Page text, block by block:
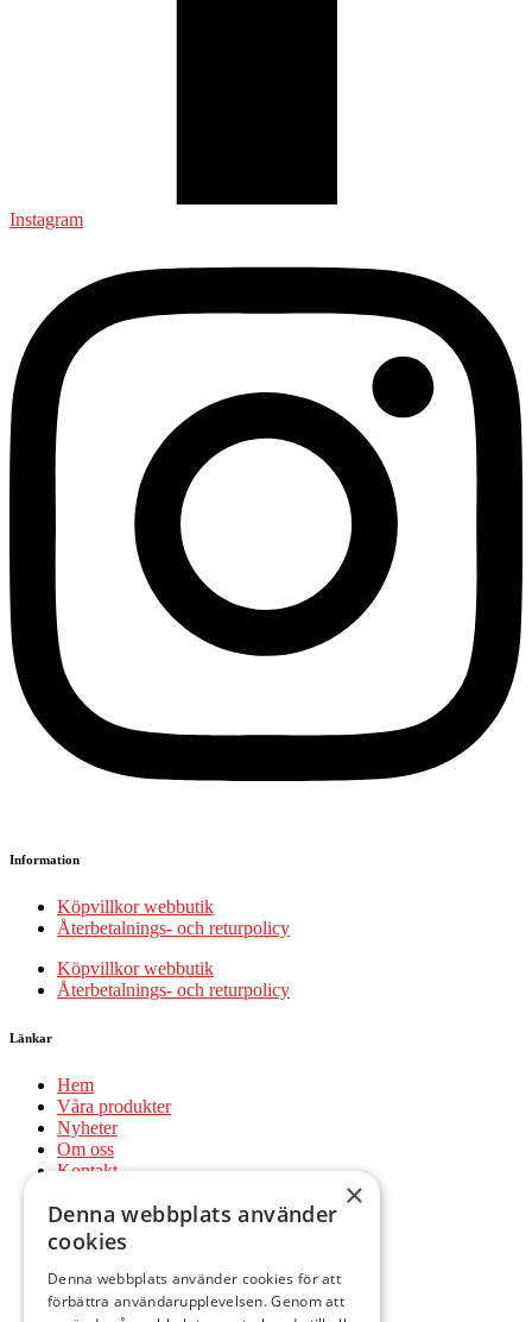
Instagram
Information
Köpvillkor webbutik
Återbetalnings- och returpolicy
Köpvillkor webbutik
Återbetalnings- och returpolicy
Länkar
Hem
Våra produkter
Nyheter
Om oss
Kontakt
Hem
Våra produkter
Nyheter
Om oss
Kontakt
×
Denna webbplats använder
cookies
Denna webbplats använder cookies för att
förbättra användarupplevelsen. Genom att